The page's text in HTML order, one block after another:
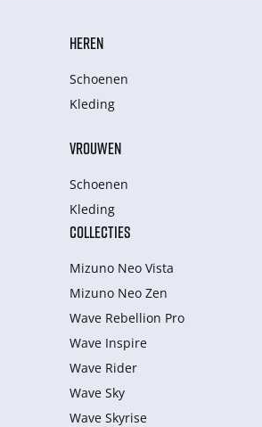
HEREN
Schoenen
Kleding
VROUWEN
Schoenen
Kleding
COLLECTIES
Mizuno Neo Vista
Mizuno Neo Zen
Wave Rebellion Pro
Wave Inspire
Wave Rider
Wave Sky
Wave Skyrise